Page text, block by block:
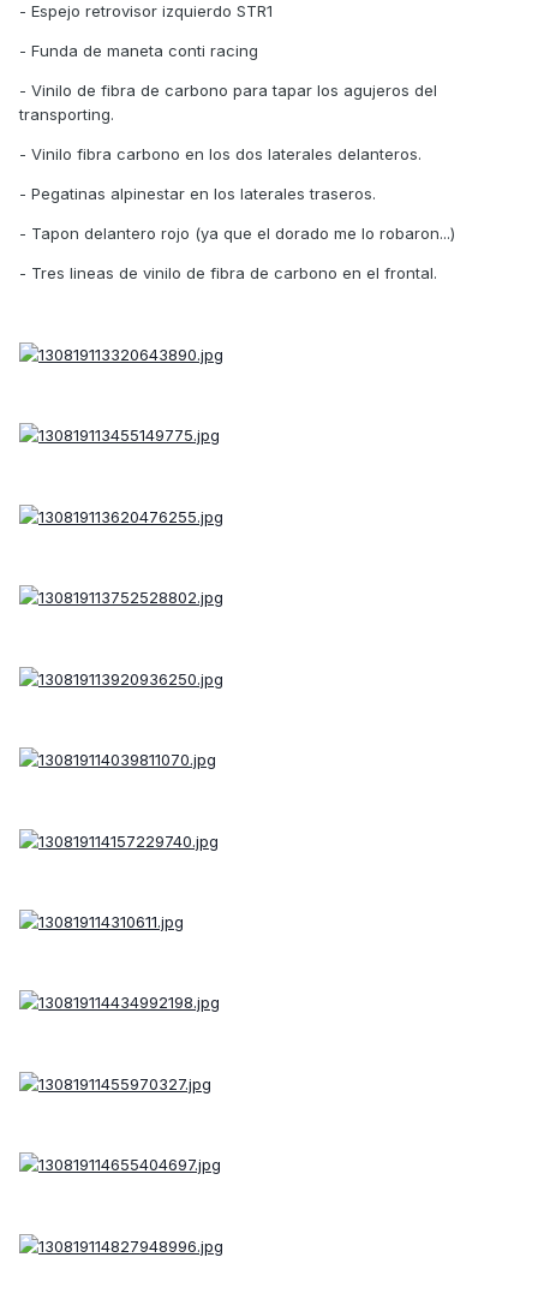
- Espejo retrovisor izquierdo STR1
- Funda de maneta conti racing
- Vinilo de fibra de carbono para tapar los agujeros del
transporting.
- Vinilo fibra carbono en los dos laterales delanteros.
- Pegatinas alpinestar en los laterales traseros.
- Tapon delantero rojo (ya que el dorado me lo robaron...)
- Tres lineas de vinilo de fibra de carbono en el frontal.